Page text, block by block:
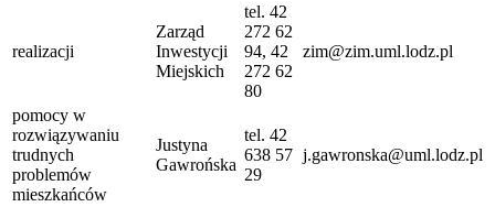
realizacji
Zarząd
Inwestycji
Miejskich
tel. 42
272 62
94, 42
272 62
80
zim@zim.uml.lodz.pl
pomocy w
rozwiązywaniu
trudnych
problemów
mieszkańców
Justyna
Gawrońska
tel. 42
638 57
29
j.gawronska@uml.lodz.pl